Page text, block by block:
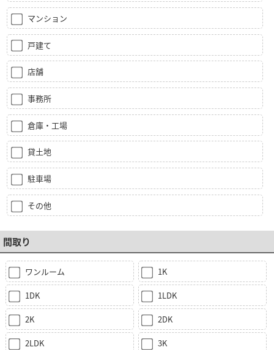
マンション
戸建て
店舗
事務所
倉庫・工場
貸土地
駐車場
その他
間取り
ワンルーム 1K
1DK 1LDK
2K 2DK
2LDK 3K